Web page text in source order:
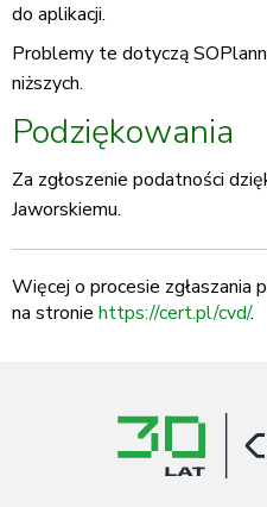
do aplikacji.
Problemy te dotyczą
niższych.
Podziękowania
Za zgłoszenie podatności
Jaworskiemu.
Więcej o procesie zgłaszania
na stronie https://cert.pl/cvd/.